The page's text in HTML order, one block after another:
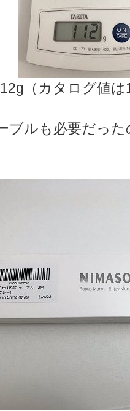
（カタログ値
ブルも必要だっ